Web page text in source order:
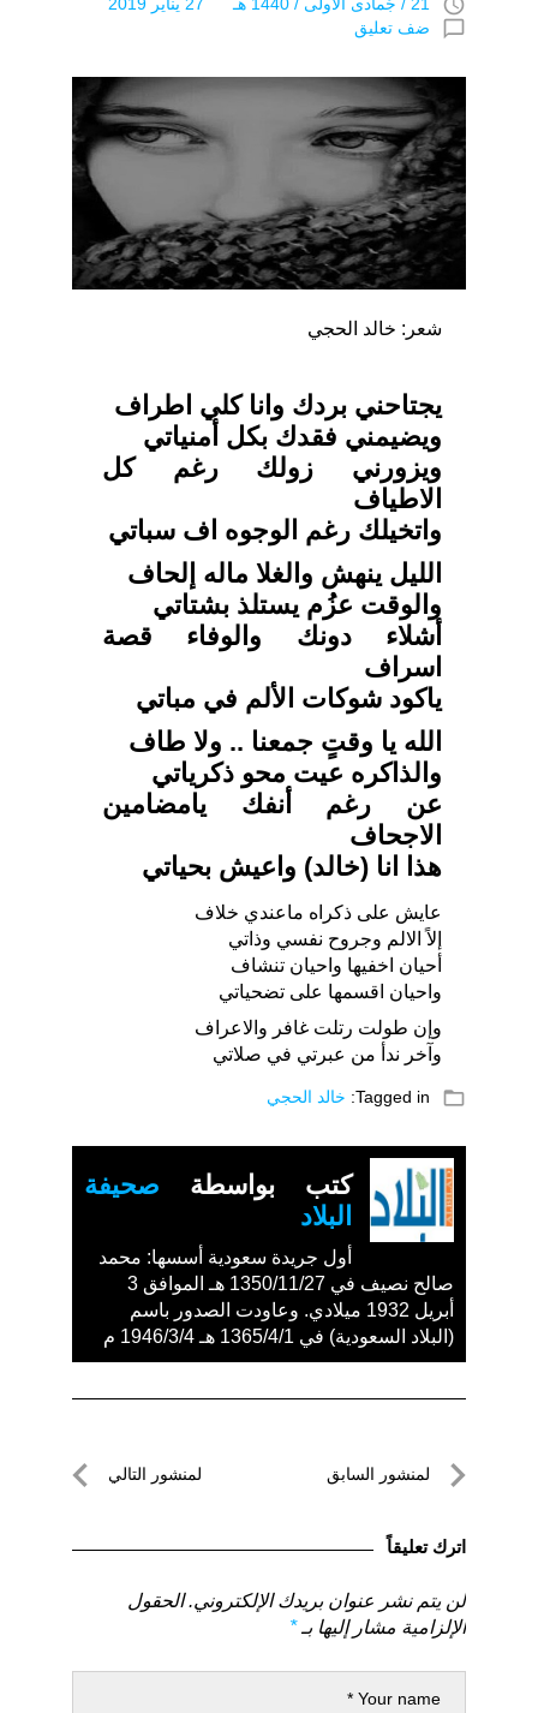
access_time
chat_bubble_outline ضف تعليق
شعر: خالد الحجي
يجتاحني بردك وانا كلي اطراف
ويضيمني فقدك بكل أمنياتي
ويزورني زولك رغم كل
الاطياف
واتخيلك رغم الوجوه اف سباتي
الليل ينهش والغلا ماله إلحاف
والوقت عزُم يستلذ بشتاتي
أشلاء دونك والوفاء قصة
اسراف
ياكود شوكات الألم في مباتي
الله يا وقتٍ جمعنا .. ولا طاف
والذاكره عيت محو ذكرياتي
عن رغم أنفك يامضامين
الاجحاف
هذا انا (خالد) واعيش بحياتي
عايش على ذكراه ماعندي خلاف
إلاً الالم وجروح نفسي وذاتي
أحيان اخفيها واحيان تنشاف
واحيان اقسمها على تضحياتي
وإن طولت رتلت غافر والاعراف
وآخر ندأ من عبرتي في صلاتي
folder_open
Tagged in: خالد الحجي
كتب بواسطة صحيفة
البلاد
أول جريدة سعودية أسسها: محمد
صالح نصيف في 1350/11/27 هـ الموافق 3
أبريل 1932 ميلادي. وعاودت الصدور باسم
(البلاد السعودية) في 1365/4/1 هـ 1946/3/4 م
تصفّحلمنشور السابق
السابق
لمنشور التالي
اترك تعليقاً
لن يتم نشر عنوان بريدك الإلكتروني. الحقول
الإلزامية مشار إليها بـ*